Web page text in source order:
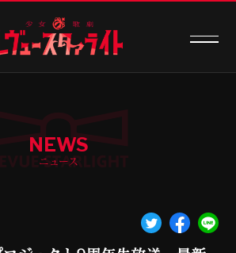
NEWS
ニュース